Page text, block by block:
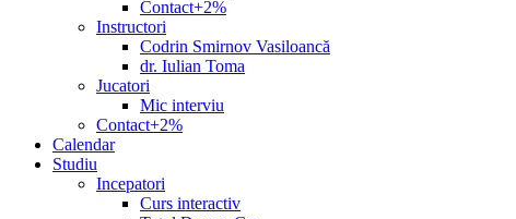
Contact+2%
Instructori
Codrin Smirnov Vasiloancă
dr. Iulian Toma
Jucatori
Mic interviu
Contact+2%
Calendar
Studiu
Incepatori
Curs interactiv